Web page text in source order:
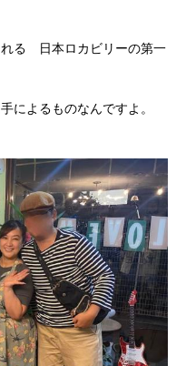
れる 日本ロカビリーの第一
によるものなんですよ。